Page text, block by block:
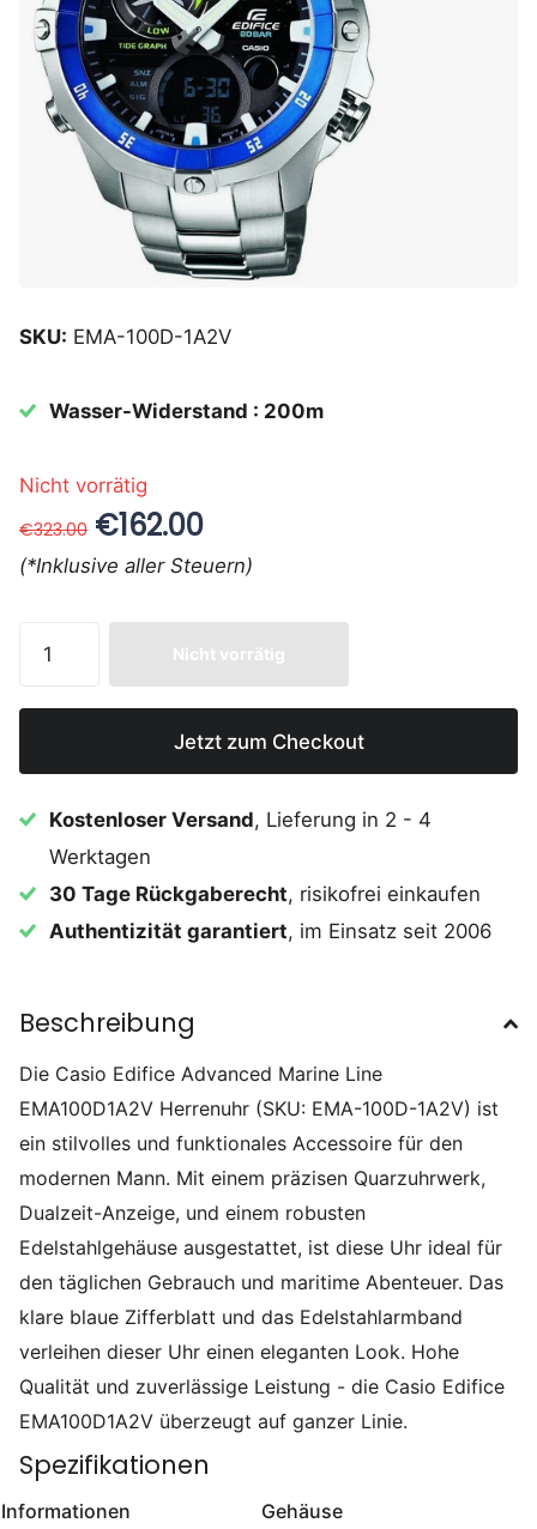
SKU: EMA-100D-1A2V
Wasser-Widerstand : 200m
Nicht vorrätig
€323.00 €162.00
(*Inklusive aller Steuern)
Nicht vorrätig
Jetzt zum Checkout
Kostenloser Versand, Lieferung in 2 - 4
Werktagen
30 Tage Rückgaberecht, risikofrei einkaufen
Authentizität garantiert, im Einsatz seit 2006
Beschreibung
Die Casio Edifice Advanced Marine Line
EMA100D1A2V Herrenuhr (SKU: EMA-100D-1A2V) ist
ein stilvolles und funktionales Accessoire für den
modernen Mann. Mit einem präzisen Quarzuhrwerk,
Dualzeit-Anzeige, und einem robusten
Edelstahlgehäuse ausgestattet, ist diese Uhr ideal für
den täglichen Gebrauch und maritime Abenteuer. Das
klare blaue Zifferblatt und das Edelstahlarmband
verleihen dieser Uhr einen eleganten Look. Hohe
Qualität und zuverlässige Leistung - die Casio Edifice
EMA100D1A2V überzeugt auf ganzer Linie.
Spezifikationen
Informationen Gehäuse